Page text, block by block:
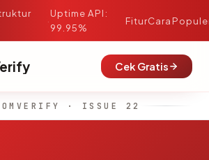
·
Uptime API:
99.95%
FiturCara
Cek Gratis
· ISSUE 22